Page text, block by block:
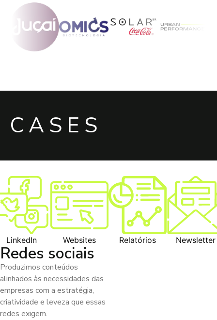
CASES
LinkedIn Websites Relatórios Newsletter
Redes sociais
Produzimos conteúdos
alinhados às necessidades das
empresas com a estratégia,
criatividade e leveza que essas
redes exigem.